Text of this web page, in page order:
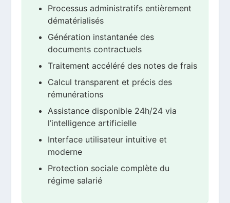
Processus administratifs entièrement
dématérialisés
Génération instantanée des
documents contractuels
Traitement accéléré des notes de frais
Calcul transparent et précis des
rémunérations
Assistance disponible 24h/24 via
l’intelligence artificielle
Interface utilisateur intuitive et
moderne
Protection sociale complète du
régime salarié